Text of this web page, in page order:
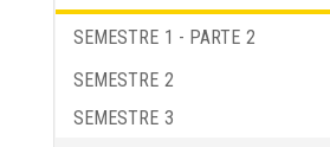
SEMESTRE 1 - PARTE 2
SEMESTRE 2
SEMESTRE 3